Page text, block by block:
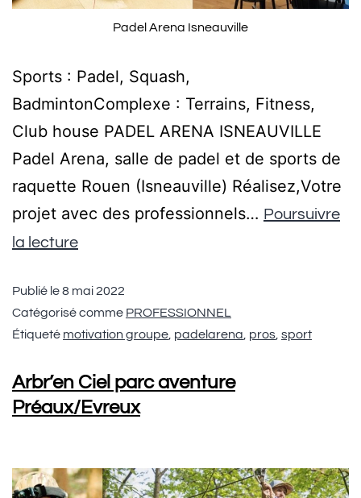
Padel Arena Isneauville
Sports : Padel, Squash,
BadmintonComplexe : Terrains, Fitness,
Club house PADEL ARENA ISNEAUVILLE
Padel Arena, salle de padel et de sports de
raquette Rouen (Isneauville) Réalisez,Votre
projet avec des professionnels… Poursuivre
la lecture
Publié le8 mai 2022
Catégorisé comme PROFESSIONNEL
Étiqueté motivation groupe padelarena pros sport
Arbr’en Ciel parc aventure
Préaux/Evreux